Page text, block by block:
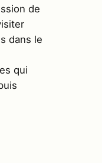
de
dans le
qui